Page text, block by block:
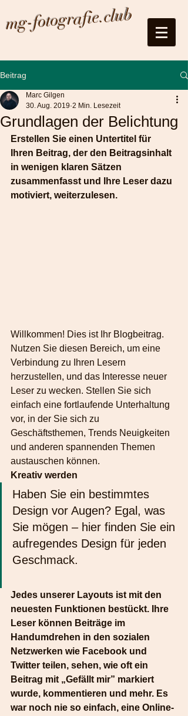
mg-fotografie.club
Beitrag
Grundlagen der Belichtung
Marc Gilgen
30. Aug. 2019 2 Min. Lesezeit
Erstellen Sie einen Untertitel für
Ihren Beitrag, der den Beitragsinhalt
in wenigen klaren Sätzen
zusammenfasst und Ihre Leser dazu
motiviert, weiterzulesen.
Willkommen! Dies ist Ihr Blogbeitrag.
Nutzen Sie diesen Bereich, um eine
Verbindung zu Ihren Lesern
herzustellen, und das Interesse neuer
Leser zu wecken. Stellen Sie sich
einfach eine fortlaufende Unterhaltung
vor, in der Sie sich zu
Geschäftsthemen, Trends Neuigkeiten
und anderen spannenden Themen
austauschen können.
Kreativ werden
Haben Sie ein bestimmtes
Design vor Augen? Egal, was
Sie mögen – hier finden Sie ein
aufregendes Design für jeden
Geschmack.
Jedes unserer Layouts ist mit den
neuesten Funktionen bestückt. Ihre
Leser können Beiträge im
Handumdrehen in den sozialen
Netzwerken wie Facebook und
Twitter teilen, sehen, wie oft ein
Beitrag mit „Gefällt mir” markiert
wurde, kommentieren und mehr. Es
war noch nie so einfach, eine Online-